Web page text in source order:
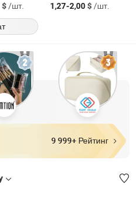
$/шт. 1,27-2,00$/шт.
9 999+ Рейтинг